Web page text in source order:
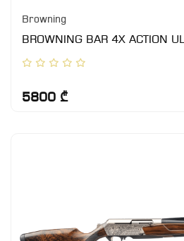
Browning
BROWNING BAR 4X ACTION
5800 ₾